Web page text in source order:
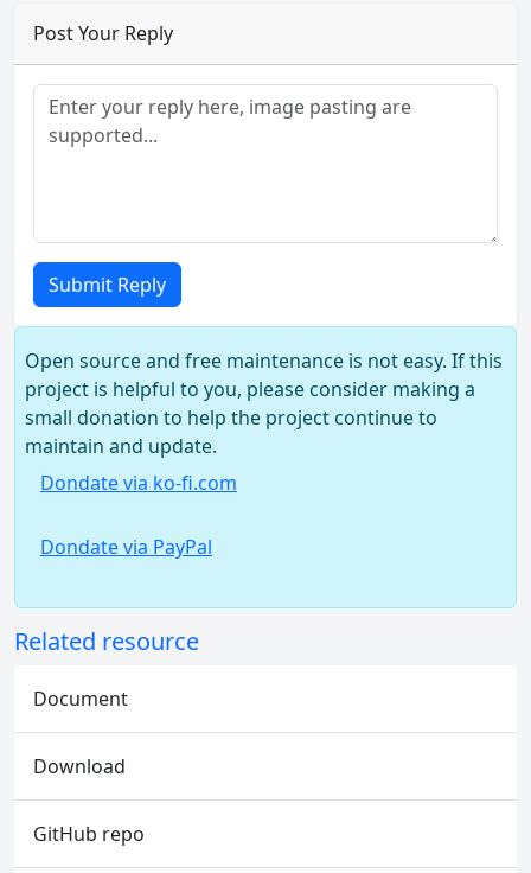
Post Your Reply
Submit Reply
Open source and free maintenance is not easy. If this
project is helpful to you, please consider making a
small donation to help the project continue to
maintain and update.
Dondate via ko-fi.com
Dondate via PayPal
Related resource
Document
Download
GitHub repo